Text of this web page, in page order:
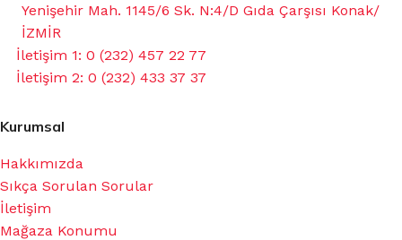
Yenişehir Mah. 1145/6 Sk. N:4/D Gıda Çarşısı Konak/
İZMİR
İletişim 1: 0 (232) 457 22 77
İletişim 2: 0 (232) 433 37 37
Kurumsal
Hakkımızda
Sıkça Sorulan Sorular
İletişim
Mağaza Konumu